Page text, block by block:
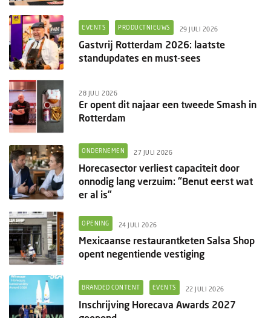
EVENTS PRODUCTNIEUWS 29 JULI 2026
Gastvrij Rotterdam 2026: laatste
standupdates en must-sees
28 JULI 2026
Er opent dit najaar een tweede Smash in
Rotterdam
ONDERNEMEN 27 JULI 2026
Horecasector verliest capaciteit door
onnodig lang verzuim: “Benut eerst wat
er al is”
OPENING 24 JULI 2026
Mexicaanse restaurantketen Salsa Shop
opent negentiende vestiging
BRANDED CONTENT EVENTS 22 JULI 2026
Inschrijving Horecava Awards 2027